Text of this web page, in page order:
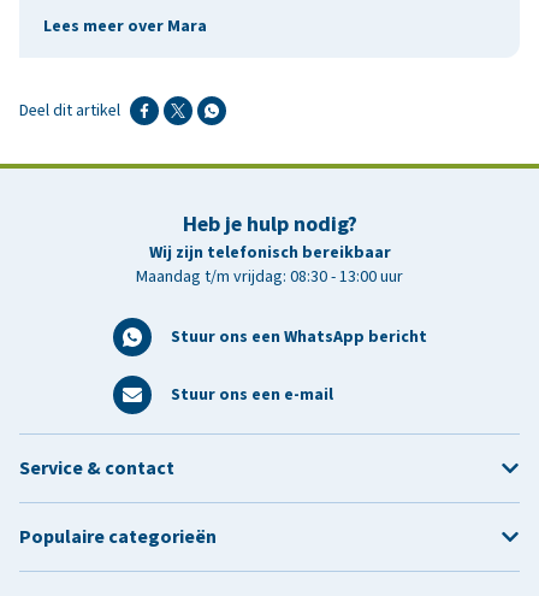
Lees meer over Mara
Deel dit artikel
Heb je hulp nodig?
Wij zijn telefonisch bereikbaar
Maandag t/m vrijdag: 08:30 - 13:00 uur
Stuur ons een WhatsApp bericht
Stuur ons een e-mail
Service & contact
Populaire categorieën